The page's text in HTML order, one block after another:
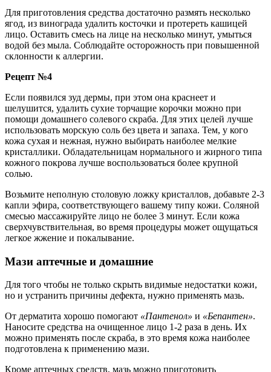
Для приготовления средства достаточно размять несколько
ягод, из винограда удалить косточки и протереть кашицей
лицо. Оставить смесь на лице на несколько минут, умыться
водой без мыла. Соблюдайте осторожность при повышенной
склонности к аллергии.
Рецепт №4
Если появился зуд дермы, при этом она краснеет и
шелушится, удалить сухие торчащие корочки можно при
помощи домашнего солевого скраба. Для этих целей лучше
использовать морскую соль без цвета и запаха. Тем, у кого
кожа сухая и нежная, нужно выбирать наиболее мелкие
кристаллики. Обладательницам нормального и жирного типа
кожного покрова лучше воспользоваться более крупной
солью.
Возьмите неполную столовую ложку кристаллов, добавьте 2-3
капли эфира, соответствующего вашему типу кожи. Соляной
смесью массажируйте лицо не более 3 минут. Если кожа
сверхчувствительная, во время процедуры может ощущаться
легкое жжение и покалывание.
Мази аптечные и домашние
Для того чтобы не только скрыть видимые недостатки кожи,
но и устранить причины дефекта, нужно применять мазь.
От дерматита хорошо помогают «Пантенол» и «Бепантен».
Наносите средства на очищенное лицо 1-2 раза в день. Их
можно применять после скраба, в это время кожа наиболее
подготовлена к применению мази.
Кроме аптечных средств, мазь можно приготовить